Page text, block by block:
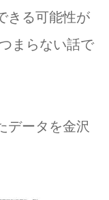
きる可能性が
まらない話で
データを金沢